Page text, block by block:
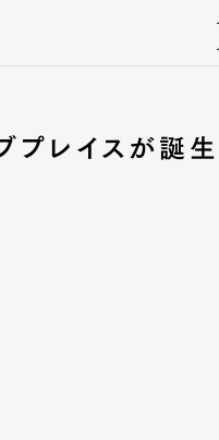
プレイスが誕